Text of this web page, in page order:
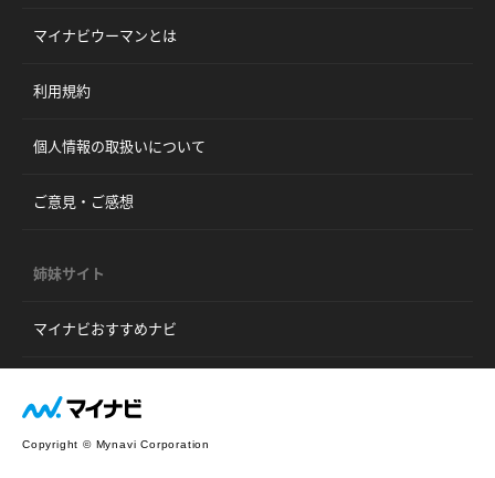
マイナビウーマンとは
利用規約
個人情報の取扱いについて
ご意見・ご感想
姉妹サイト
マイナビおすすめナビ
Copyright © Mynavi Corporation